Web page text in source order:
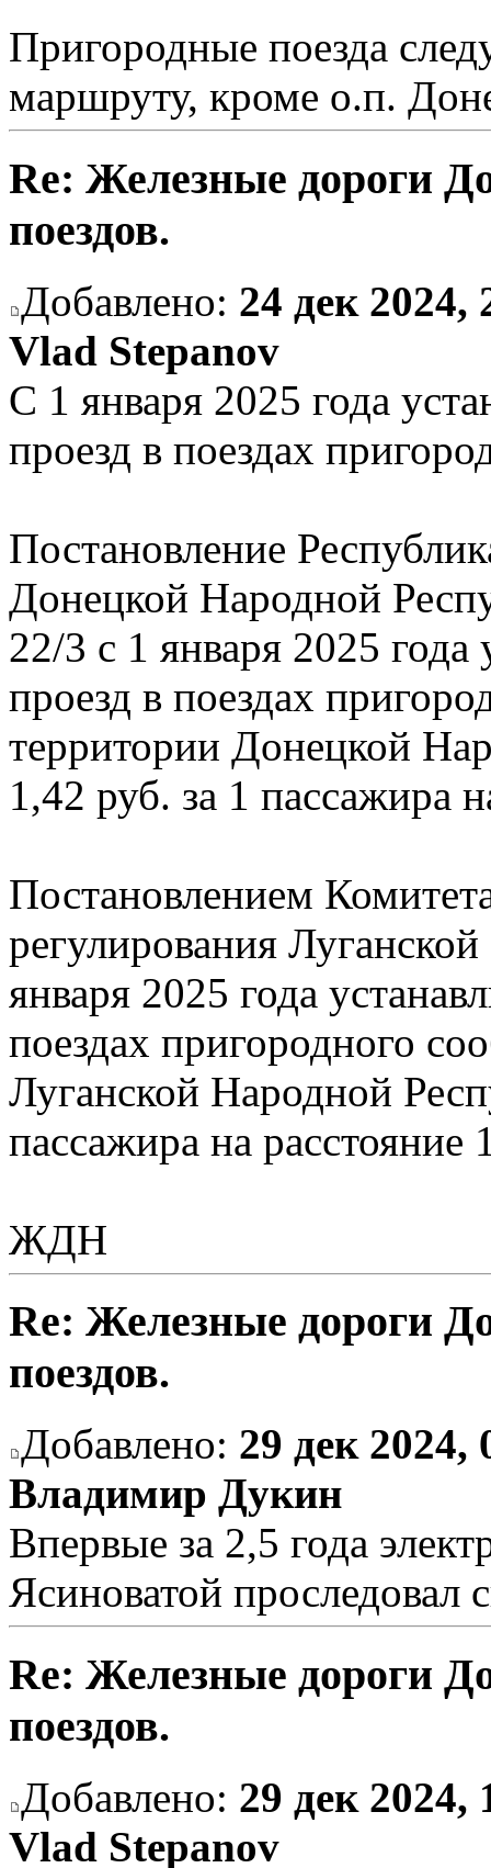
Пригородные поезда
маршруту, кроме о.п.
Re: Железные дороги
поездов.
Добавлено: 24 дек 2024,
Vlad Stepanov
С 1 января 2025 года
проезд в поездах
Постановление
Донецкой Народной
22/3 с 1 января 2025 года
проезд в поездах
территории Донецкой
1,42 руб. за 1 пассажира
Постановлением
регулирования
января 2025 года
поездах пригородного
Луганской Народной
пассажира на расстояние
ЖДН
Re: Железные дороги
поездов.
Добавлено: 29 дек 2024,
Владимир Дукин
Впервые за 2,5 года
Ясиноватой проследовал
Re: Железные дороги
поездов.
Добавлено: 29 дек 2024,
Vlad Stepanov